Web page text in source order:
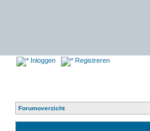
Inloggen Registreren
Forumoverzicht